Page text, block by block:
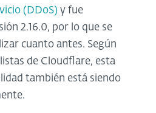
(DDoS) y fue
2.16.0, por lo que se
cuanto antes. Según
de Cloudflare, esta
también está siendo